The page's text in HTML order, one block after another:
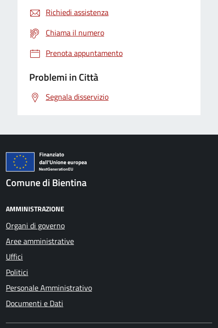
Richiedi assistenza
Chiama il numero
Prenota appuntamento
Problemi in Città
Segnala disservizio
Comune di Bientina
AMMINISTRAZIONE
Organi di governo
Aree amministrative
Uffici
Politici
Personale Amministrativo
Documenti e Dati